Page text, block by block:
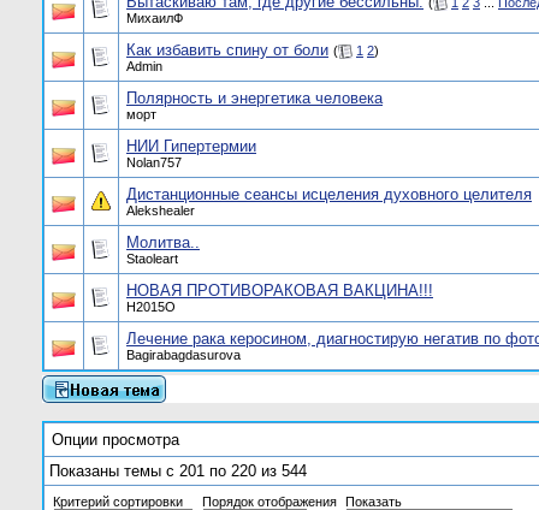
МихаилФ
Как избавить спину от боли ( 1 2)
Admin
Полярность и энергетика человека
морт
НИИ Гипертермии
Nolan757
Дистанционные сеансы исцеления духовного целителя
Alekshealer
Молитва..
Staoleart
НОВАЯ ПРОТИВОРАКОВАЯ ВАКЦИНА!!!
Н2015О
Лечение рака керосином, диагностирую негатив по
Bagirabagdasurova
Опции просмотра
Показаны темы с 201 по 220 из 544
Критерий сортировки Порядок отображения Показать